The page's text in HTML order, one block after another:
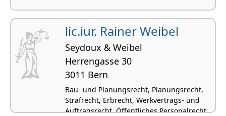
lic.iur. Rainer Weibel
Seydoux & Weibel
Herrengasse 30
3011 Bern
Bau- und Planungsrecht, Planungsrecht,
Strafrecht, Erbrecht, Werkvertrags- und
Auftragsrecht, Öffentliches Personalrecht